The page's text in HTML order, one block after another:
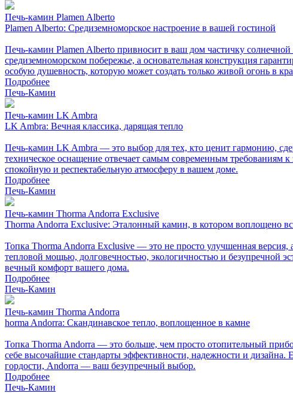
Печь-камин Plamen Alberto
Plamen Alberto: Средиземноморское настроение в вашей гостиной
Печь-камин Plamen Alberto привносит в ваш дом частичку
средиземноморском побережье, а основательная конструкция
особую душевность, которую может создать только живой огонь в
Подробнее
Печь-Камин
Печь-камин LK Ambra
LK Ambra: Вечная классика, дарящая тепло
Печь-камин LK Ambra — это выбор для тех, кто ценит гармонию,
техническое оснащение отвечает самым современным требованиям
спокойную и респектабельную атмосферу в вашем доме.
Подробнее
Печь-Камин
Печь-камин Thorma Andorra Exclusive
Thorma Andorra Exclusive: Эталонный камин, в котором воплощено
Топка Thorma Andorra Exclusive — это не просто улучшенная
тепловой мощью, долговечностью, экологичностью и безупречной
вечный комфорт вашего дома.
Подробнее
Печь-Камин
Печь-камин Thorma Andorra
horma Andorra: Скандинавское тепло, воплощенное в камне
Топка Thorma Andorra — это больше, чем просто отопительный
себе высочайшие стандарты эффективности, надежности и
гордости, Andorra — ваш безупречный выбор.
Подробнее
Печь-Камин